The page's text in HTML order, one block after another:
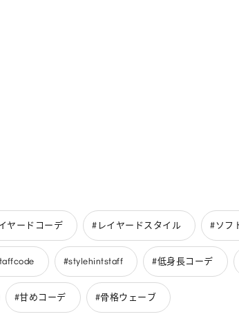
ヤードコーデ #レイヤードスタイル #ソフ
#stylehintstaff #低身長コーデ
#甘めコーデ #骨格ウェーブ